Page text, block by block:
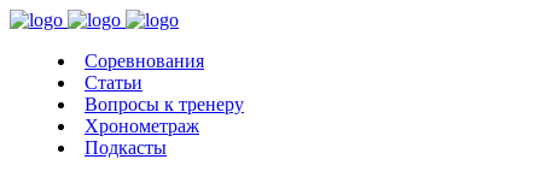
Соревнования
Статьи
Вопросы к тренеру
Хронометраж
Подкасты